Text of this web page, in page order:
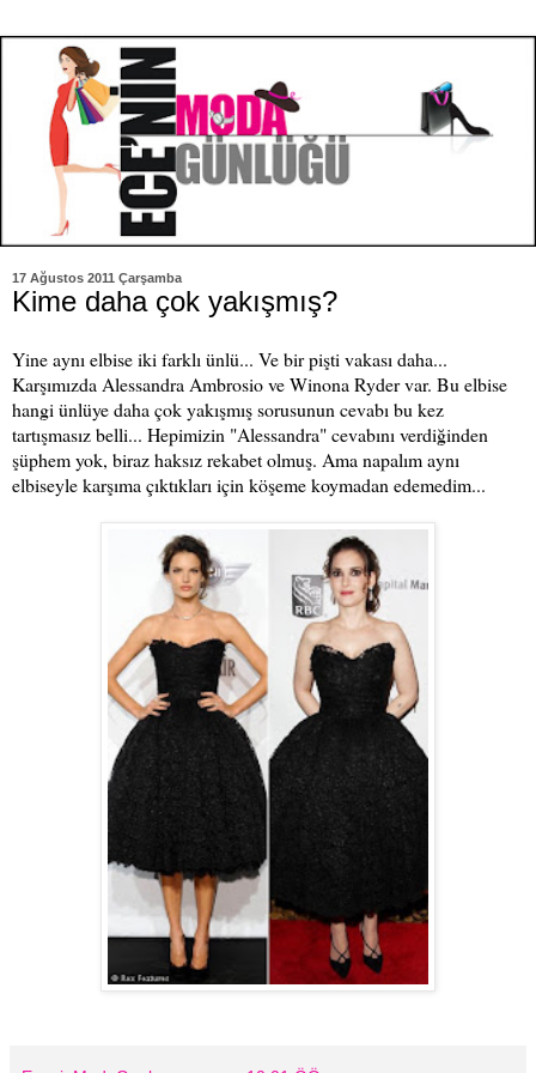
17 Ağustos 2011 Çarşamba
Kime daha çok yakışmış?
Yine aynı elbise iki farklı ünlü... Ve bir pişti vakası daha...
Karşımızda Alessandra Ambrosio ve Winona Ryder var. Bu elbise
hangi ünlüye daha çok yakışmış sorusunun cevabı bu kez
tartışmasız belli... Hepimizin "Alessandra" cevabını verdiğinden
şüphem yok, biraz haksız rekabet olmuş. Ama napalım aynı
elbiseyle karşıma çıktıkları için köşeme koymadan edemedim...